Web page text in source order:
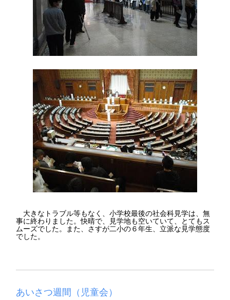
大きなトラブル等もなく、小学校最後の社会科見学は、無
事に終わりました。快晴で、見学地も空いていて、とてもス
ムーズでした。また、さすが二小の６年生、立派な見学態度
でした。
あいさつ週間（児童会）